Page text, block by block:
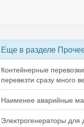
Еще в разделе
Контейнерные
перевезти сразу много
Наименее аварийные
Электрогенераторы для